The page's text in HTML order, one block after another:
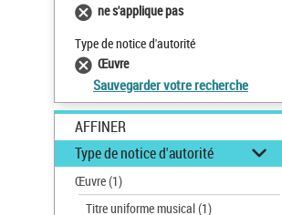
ne s'applique pas
Type de notice d'autorité
Œuvre
Sauvegarder votre recherche
AFFINER
Type de notice d'autorité
Œuvre(1)
Titre uniforme musical(1)